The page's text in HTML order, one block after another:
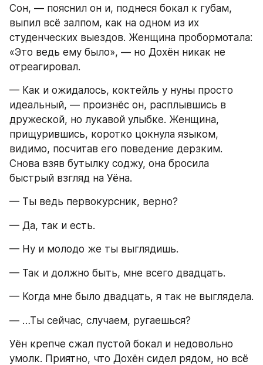
Сон, — пояснил он и, поднеся бокал к губам,
выпил всё залпом, как на одном из их
студенческих выездов. Женщина пробормотала:
«Это ведь ему было», — но Дохён никак не
отреагировал.
— Как и ожидалось, коктейль у нуны просто
идеальный, — произнёс он, расплывшись в
дружеской, но лукавой улыбке. Женщина,
прищурившись, коротко цокнула языком,
видимо, посчитав его поведение дерзким.
Снова взяв бутылку соджу, она бросила
быстрый взгляд на Уёна.
— Ты ведь первокурсник, верно?
— Да, так и есть.
— Ну и молодо же ты выглядишь.
— Так и должно быть, мне всего двадцать.
— Когда мне было двадцать, я так не выглядела.
— …Ты сейчас, случаем, ругаешься?
Уён крепче сжал пустой бокал и недовольно
умолк. Приятно, что Дохён сидел рядом, но всё